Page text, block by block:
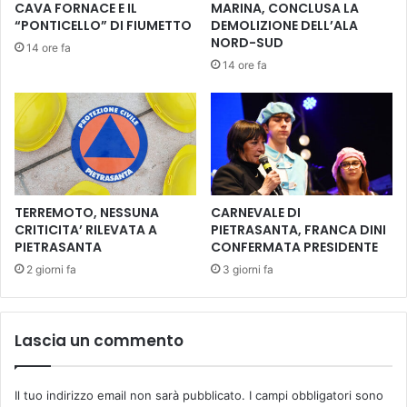
a
g
o
0
2
6
1
t
n
t
e
r
n
a
t
i
o
n
l
i
F
CAVA FORNACE E IL
“PONTICELLO” DI FIUMETTO
14 ore fa
MARINA, CONCLUSA LA
DEMOLIZIONE DELL’ALA
NORD-SUD
14 ore fa
TERREMOTO, NESSUNA
CRITICITA’ RILEVATA A
PIETRASANTA
2 giorni fa
CARNEVALE DI
PIETRASANTA, FRANCA DINI
CONFERMATA PRESIDENTE
3 giorni fa
Lascia un commento
Il tuo indirizzo email non sarà pubblicato. I campi obbligatori sono